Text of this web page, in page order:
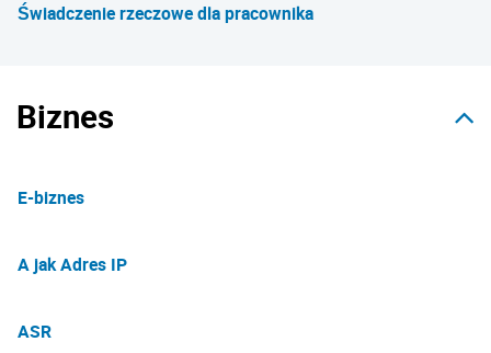
Świadczenie rzeczowe dla pracownika
Biznes
E-biznes
A jak Adres IP
ASR